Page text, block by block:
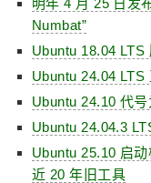
明年 4 月 25 日发
Numbat”
Ubuntu 18.04 LTS
Ubuntu 24.04 LTS
Ubuntu 24.10 代
Ubuntu 24.04.3
Ubuntu 25.10 启
近 20 年旧工具